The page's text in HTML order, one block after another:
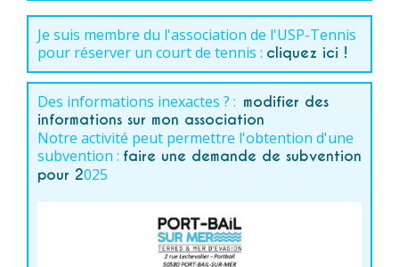
Je suis membre du l'association de l'USP-Tennis
pour réserver un court de tennis : cliquez ici !
Des informations inexactes ? : modifier des
informations sur mon association
Notre activité peut permettre l'obtention d'une
subvention : faire une demande de subvention
pour 2025